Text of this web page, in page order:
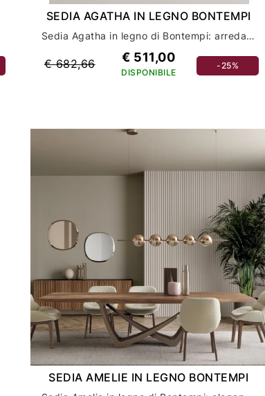
SEDIA AGATHA IN LEGNO BONTEMPI
Sedia Agatha in legno di Bontempi: arredamento casa di qualità
€ 682,66 € 511,00
DISPONIBILE
-25%
SEDIA AMELIE IN LEGNO BONTEMPI